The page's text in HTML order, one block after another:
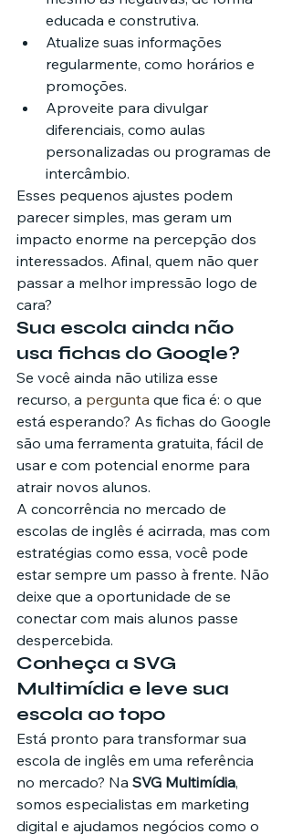
educada e construtiva.
Atualize suas informações
regularmente, como horários e
promoções.
Aproveite para divulgar
diferenciais, como aulas
personalizadas ou programas de
intercâmbio.
Esses pequenos ajustes podem
parecer simples, mas geram um
impacto enorme na percepção dos
interessados. Afinal, quem não quer
passar a melhor impressão logo de
cara?
Sua escola ainda não
usa fichas do Google?
Se você ainda não utiliza esse
recurso, a pergunta que fica é: o que
está esperando? As fichas do Google
são uma ferramenta gratuita, fácil de
usar e com potencial enorme para
atrair novos alunos.
A concorrência no mercado de
escolas de inglês é acirrada, mas com
estratégias como essa, você pode
estar sempre um passo à frente. Não
deixe que a oportunidade de se
conectar com mais alunos passe
despercebida.
Conheça a SVG
Multimídia e leve sua
escola ao topo
Está pronto para transformar sua
escola de inglês em uma referência
no mercado? Na SVG Multimídia,
somos especialistas em marketing
digital e ajudamos negócios como o